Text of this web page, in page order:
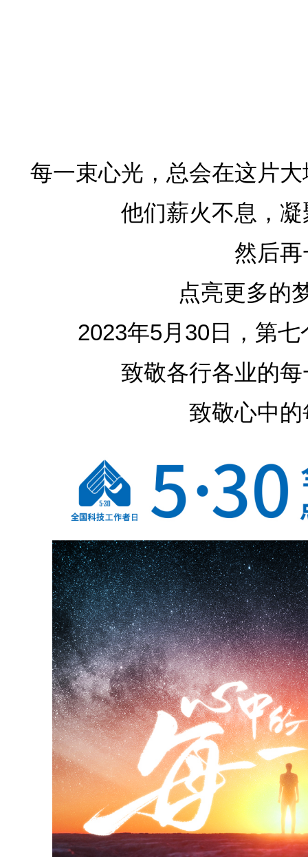
每一束心光，总会在这片
他们薪火不息，
然后
点亮更多的
2023年5月30日，第
致敬各行各业的
致敬心中